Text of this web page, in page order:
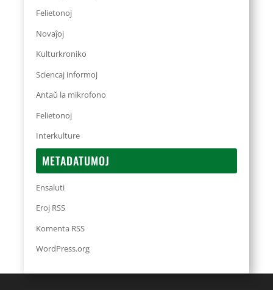
Felietonoj
Novaĵoj
Kulturkroniko
Sciencaj informoj
Antaŭ la mikrofono
Felietonoj
Interkulture
METADATUMOJ
Ensaluti
Eroj RSS
Komenta RSS
WordPress.org